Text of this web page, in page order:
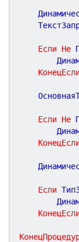
Если Не
Если Не
Если